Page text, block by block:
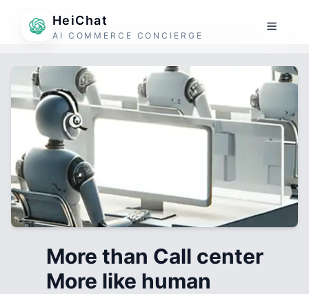
HeiChat
AI COMMERCE CONCIERGE
More than Call center
More like human